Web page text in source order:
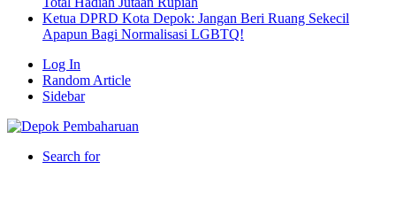
Ketua DPRD Kota Depok: Jangan Beri Ruang Sekecil
Apapun Bagi Normalisasi LGBTQ!
Log In
Random Article
Sidebar
Search for